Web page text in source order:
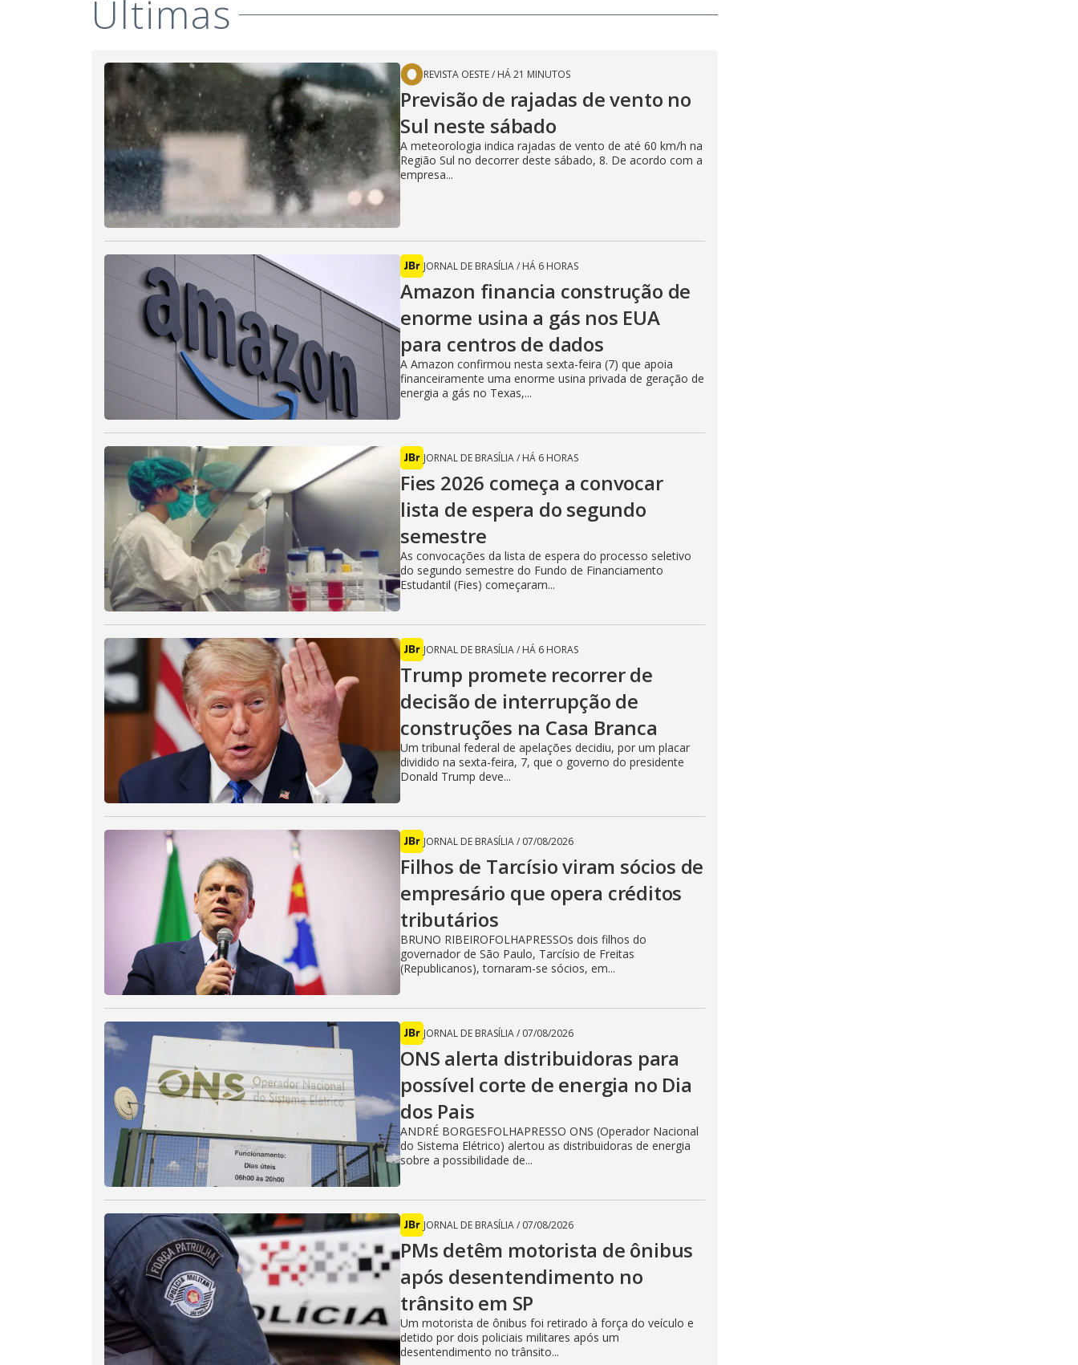
Últimas
REVISTA OESTE/ HÁ 21 MINUTOS
Previsão de rajadas de vento no
Sul neste sábado
A meteorologia indica rajadas de vento de até 60 km/h na
Região Sul no decorrer deste sábado, 8. De acordo com a
empresa...
JORNAL DE BRASÍLIA/ HÁ 6 HORAS
Amazon financia construção de
enorme usina a gás nos EUA
para centros de dados
A Amazon confirmou nesta sexta-feira (7) que apoia
financeiramente uma enorme usina privada de geração de
energia a gás no Texas,...
JORNAL DE BRASÍLIA/ HÁ 6 HORAS
Fies 2026 começa a convocar
lista de espera do segundo
semestre
As convocações da lista de espera do processo seletivo
do segundo semestre do Fundo de Financiamento
Estudantil (Fies) começaram...
JORNAL DE BRASÍLIA/ HÁ 6 HORAS
Trump promete recorrer de
decisão de interrupção de
construções na Casa Branca
Um tribunal federal de apelações decidiu, por um placar
dividido na sexta-feira, 7, que o governo do presidente
Donald Trump deve...
JORNAL DE BRASÍLIA/ 07/08/2026
Filhos de Tarcísio viram sócios de
empresário que opera créditos
tributários
BRUNO RIBEIROFOLHAPRESSOs dois filhos do
governador de São Paulo, Tarcísio de Freitas
(Republicanos), tornaram-se sócios, em...
JORNAL DE BRASÍLIA/ 07/08/2026
ONS alerta distribuidoras para
possível corte de energia no Dia
dos Pais
ANDRÉ BORGESFOLHAPRESSO ONS (Operador Nacional
do Sistema Elétrico) alertou as distribuidoras de energia
sobre a possibilidade de...
JORNAL DE BRASÍLIA/ 07/08/2026
PMs detêm motorista de ônibus
após desentendimento no
trânsito em SP
Um motorista de ônibus foi retirado à força do veículo e
detido por dois policiais militares após um
desentendimento no trânsito...